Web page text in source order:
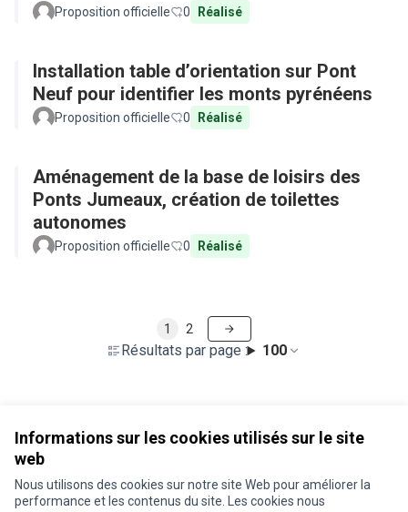
Informations sur les cookies utilisés sur le site
web
Nous utilisons des cookies sur notre site Web pour améliorer la
performance et les contenus du site. Les cookies nous
Proposition officielle 0 Réalisé
Installation table d’orientation sur Pont
Neuf pour identifier les monts pyrénéens
Proposition officielle 0 Réalisé
Aménagement de la base de loisirs des
Ponts Jumeaux, création de toilettes
autonomes
Proposition officielle 0 Réalisé
Résultats par page : 100
1 2
Conditions d'utilisation
Paramètres des cookies